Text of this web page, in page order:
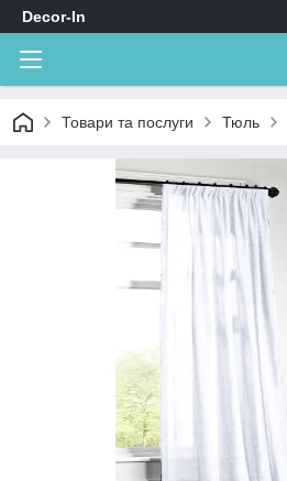
Decor-In
Товари та послуги Тюль